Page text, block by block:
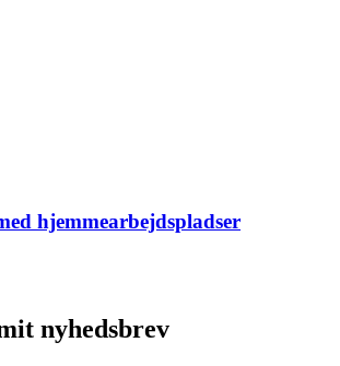
hjemmearbejdspladser
nyhedsbrev